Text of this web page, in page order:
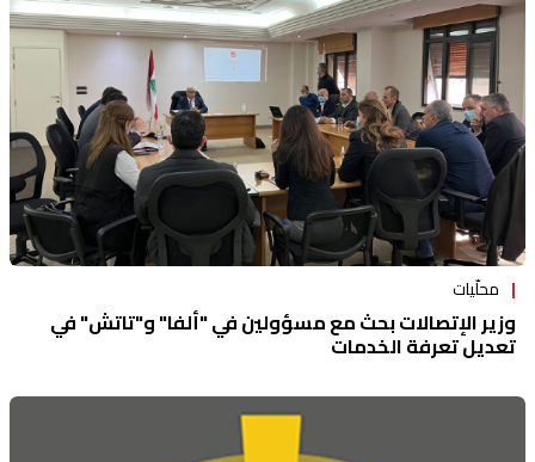
محلّيات
وزير الإتصالات بحث مع مسؤولين في "ألفا" و"تاتش" في
تعديل تعرفة الخدمات